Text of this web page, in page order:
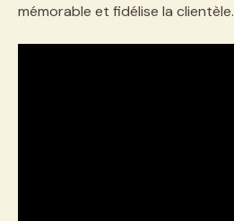
mémorable et fidélise la clientèle.